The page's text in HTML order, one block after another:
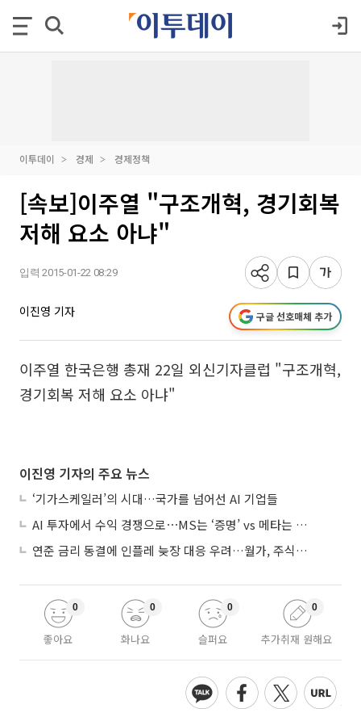
이투데이 경제 경제정책
[속보]이주열 "구조개혁, 경기회복
저해 요소 아냐"
입력 2015-01-22 08:29
이진영 기자 구글 선호매체 추가
이주열 한국은행 총재 22일 외신기자클럽 "구조개혁,
경기회복 저해 요소 아냐"
이진영 기자의 주요 뉴스
‘기가스케일러’의 시대…국가를 넘어선 AI 기업들
AI 투자에서 수익 경쟁으로⋯MS는 ‘증명’ vs 메타는 ‘숙제’
연준 금리 동결에 인플레 늦장 대응 우려…월가, 주식도 채권도 던졌다
좋아요
0
화나요
0
슬퍼요
0
추가취재 원해요
0